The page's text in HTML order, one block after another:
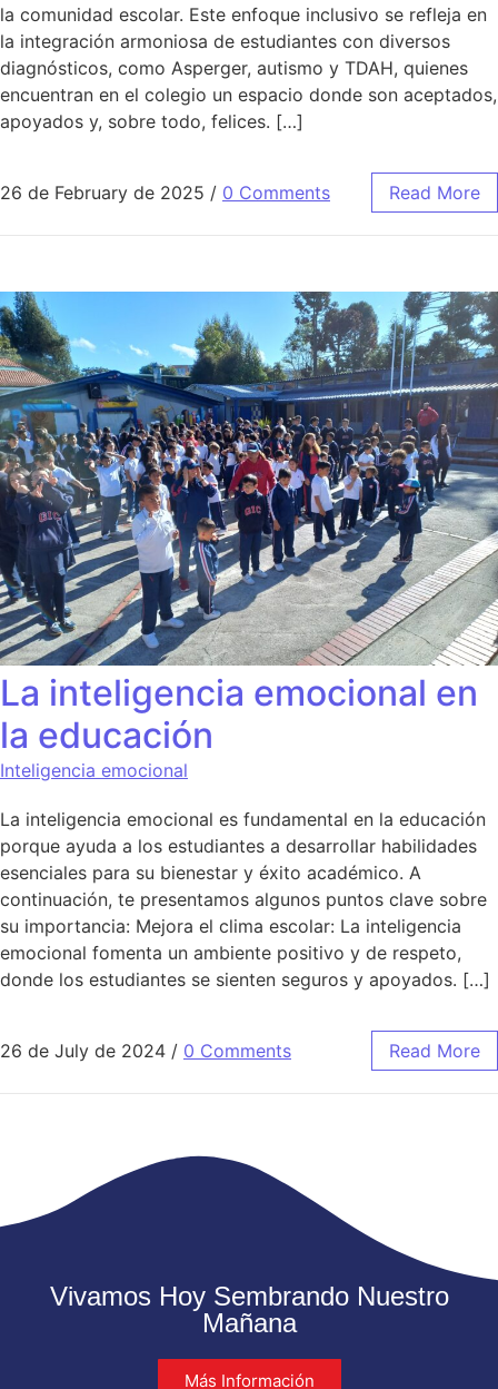
la comunidad escolar. Este enfoque inclusivo se refleja en
la integración armoniosa de estudiantes con diversos
diagnósticos, como Asperger, autismo y TDAH, quienes
encuentran en el colegio un espacio donde son aceptados,
apoyados y, sobre todo, felices. […]
26 de February de 2025 / 0 Comments Read More
La inteligencia emocional en
la educación
Inteligencia emocional
La inteligencia emocional es fundamental en la educación
porque ayuda a los estudiantes a desarrollar habilidades
esenciales para su bienestar y éxito académico. A
continuación, te presentamos algunos puntos clave sobre
su importancia: Mejora el clima escolar: La inteligencia
emocional fomenta un ambiente positivo y de respeto,
donde los estudiantes se sienten seguros y apoyados. […]
26 de July de 2024 / 0 Comments Read More
Vivamos Hoy Sembrando Nuestro
Mañana
Más Información